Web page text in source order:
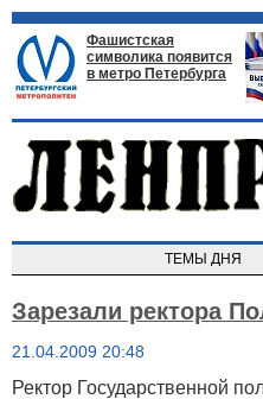
Фашистская
символика появится
в метро Петербурга
ТЕМЫ ДНЯ
Зарезали ректора
21.04.2009 20:48
Ректор Государственной